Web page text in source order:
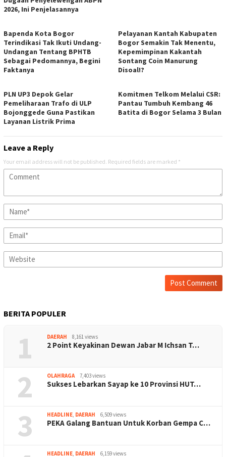
2026, Ini Penjelasannya
Bapenda Kota Bogor
Terindikasi Tak Ikuti Undang-
Undangan Tentang BPHTB
Sebagai Pedomannya, Begini
Faktanya
Pelayanan Kantah Kabupaten
Bogor Semakin Tak Menentu,
Kepemimpinan Kakantah
Sontang Coin Manurung
Disoal!?
PLN UP3 Depok Gelar
Pemeliharaan Trafo di ULP
Bojonggede Guna Pastikan
Layanan Listrik Prima
Komitmen Telkom Melalui CSR:
Pantau Tumbuh Kembang 46
Batita di Bogor Selama 3 Bulan
Leave a Reply
Your email address will not be published. Required fields are marked *
BERITA POPULER
1 DAERAH 8,161 views
2 Point Keyakinan Dewan Jabar M Ichsan T…
2 OLAHRAGA 7,403 views
Sukses Lebarkan Sayap ke 10 Provinsi HUT…
3 HEADLINE DAERAH 6,509 views
PEKA Galang Bantuan Untuk Korban Gempa C…
HEADLINE DAERAH 6,159 views